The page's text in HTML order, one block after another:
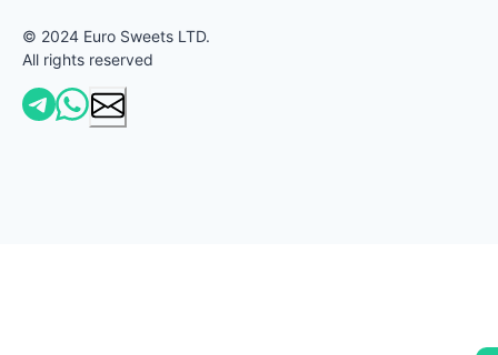
© 2024 Euro Sweets LTD.
All rights reserved